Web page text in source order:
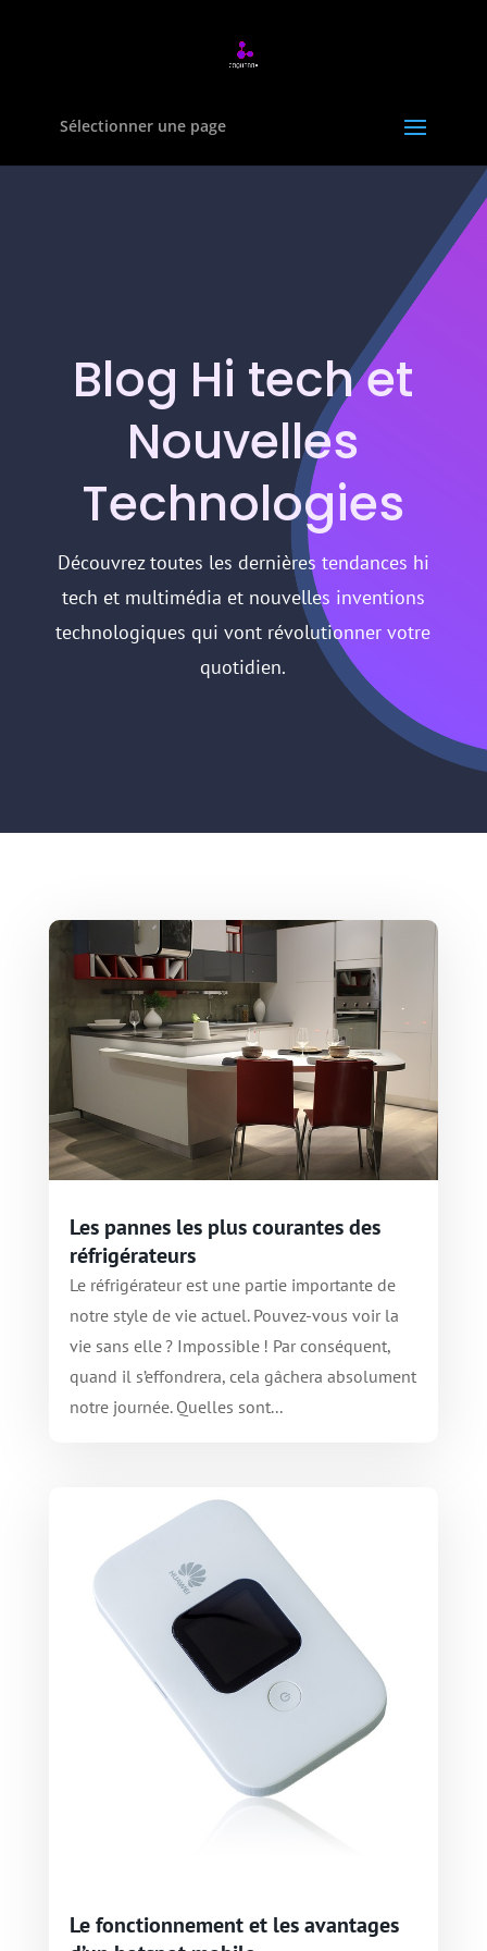
Sélectionner une page
Blog Hi tech et
Nouvelles
Technologies
Découvrez toutes les dernières tendances hi
tech et multimédia et nouvelles inventions
technologiques qui vont révolutionner votre
quotidien.
Les pannes les plus courantes des
réfrigérateurs
Le réfrigérateur est une partie importante de
notre style de vie actuel. Pouvez-vous voir la
vie sans elle ? Impossible ! Par conséquent,
quand il s’effondrera, cela gâchera absolument
notre journée. Quelles sont...
Le fonctionnement et les avantages